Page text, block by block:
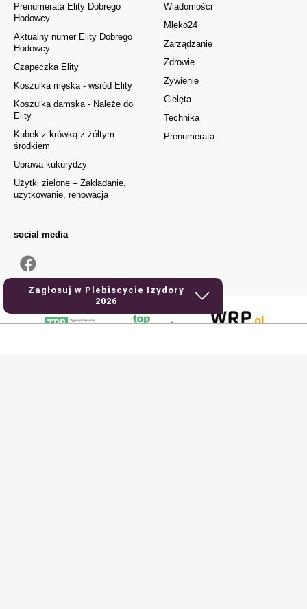
Zagłosuj w Plebiscycie Izydory
2026
Wiadomości
Mleko24
Zarządzanie
Zdrowie
Żywienie
Cielęta
Technika
Prenumerata
Prenumerata Elity Dobrego
Hodowcy
Aktualny numer Elity Dobrego
Hodowcy
Czapeczka Elity
Koszulka męska - wśród Elity
Koszulka damska - Należe do
Elity
Kubek z krówką z żółtym
środkiem
Uprawa kukurydzy
Użytki zielone – Zakładanie,
użytkowanie, renowacja
social media